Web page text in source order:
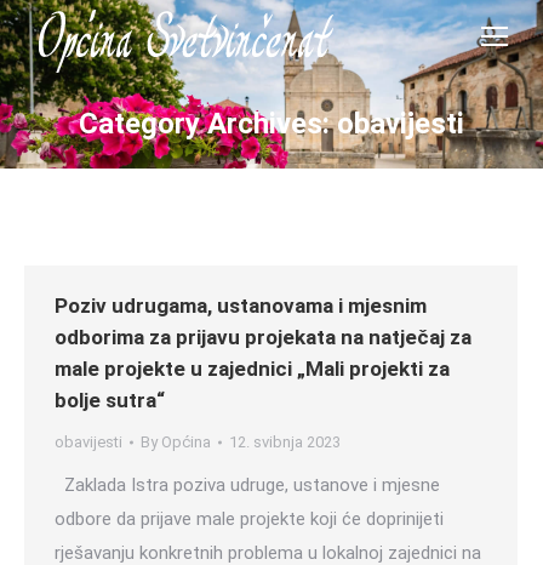
Category Archives:obavijesti
Poziv udrugama, ustanovama i mjesnim
odborima za prijavu projekata na natječaj za
male projekte u zajednici „Mali projekti za
bolje sutra“
obavijesti By Općina 12. svibnja 2023
Zaklada Istra poziva udruge, ustanove i mjesne
odbore da prijave male projekte koji će doprinijeti
rješavanju konkretnih problema u lokalnoj zajednici na